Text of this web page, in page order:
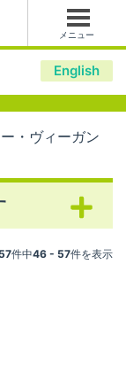
メニュー
English
・ヴィーガン
57件中46 - 57件を表示